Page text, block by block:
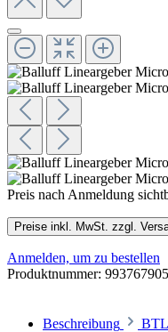
Preis nach Anmeldung
Preise inkl. MwSt. zzgl.
Anmelden, um zu bestellen
Produktnummer: 993767905
Beschreibung